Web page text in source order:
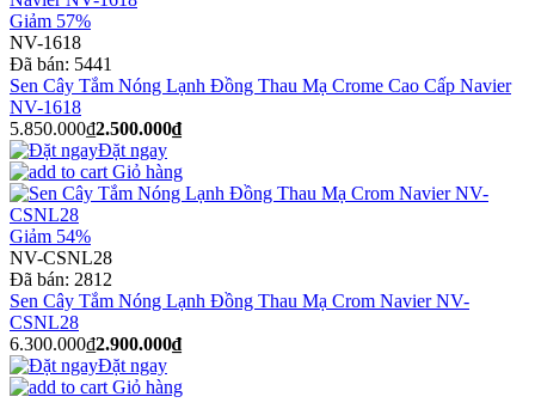
Giảm 57%
NV-1618
Đã bán: 5441
Sen Cây Tắm Nóng Lạnh Đồng Thau Mạ Crome Cao Cấp Navier
NV-1618
5.850.000₫2.500.000₫
Đặt ngay
Giỏ hàng
Giảm 54%
NV-CSNL28
Đã bán: 2812
Sen Cây Tắm Nóng Lạnh Đồng Thau Mạ Crom Navier NV-
CSNL28
6.300.000₫2.900.000₫
Đặt ngay
Giỏ hàng